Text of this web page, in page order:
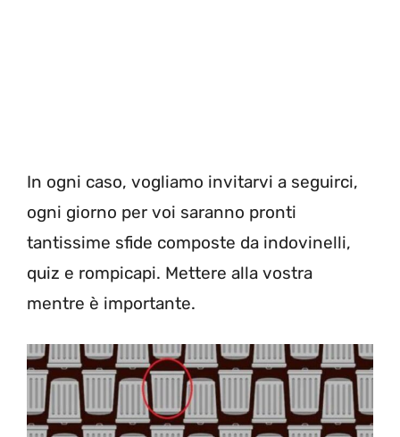
In ogni caso, vogliamo invitarvi a seguirci,
ogni giorno per voi saranno pronti
tantissime sfide composte da indovinelli,
quiz e rompicapi. Mettere alla vostra
mentre è importante.